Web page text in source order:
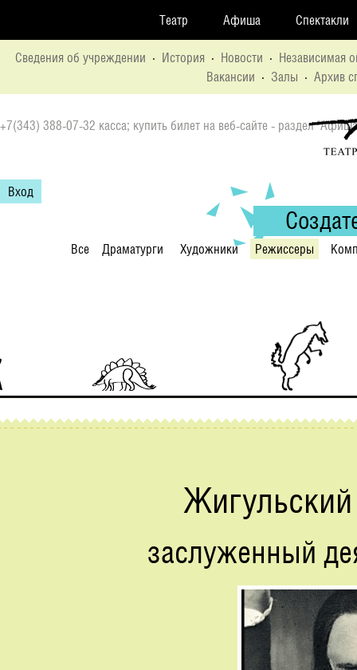
Все Драматурги Художники Режиссеры
заслуженный
Театр Афиша Спектакли
Сведения об учреждении · История · Новости · Независимая
Вакансии · Залы · Архив
+7(343) 388-07-32 касса; купить билет на веб-сайте - раздел
Вход